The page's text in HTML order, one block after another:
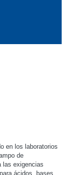
en los laboratorios
de
las exigencias
ácidos, bases,